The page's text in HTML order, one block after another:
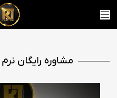
مشاوره رایگان نرم